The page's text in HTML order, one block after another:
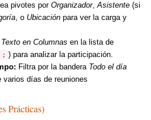
pivotes por Organizador,Asistente (si
, o Ubicación para ver la carga y
Texto en Columnas en la lista de
; ) para analizar la participación.
Filtra por la bandera Todo el día
varios días de reuniones
Prácticas)